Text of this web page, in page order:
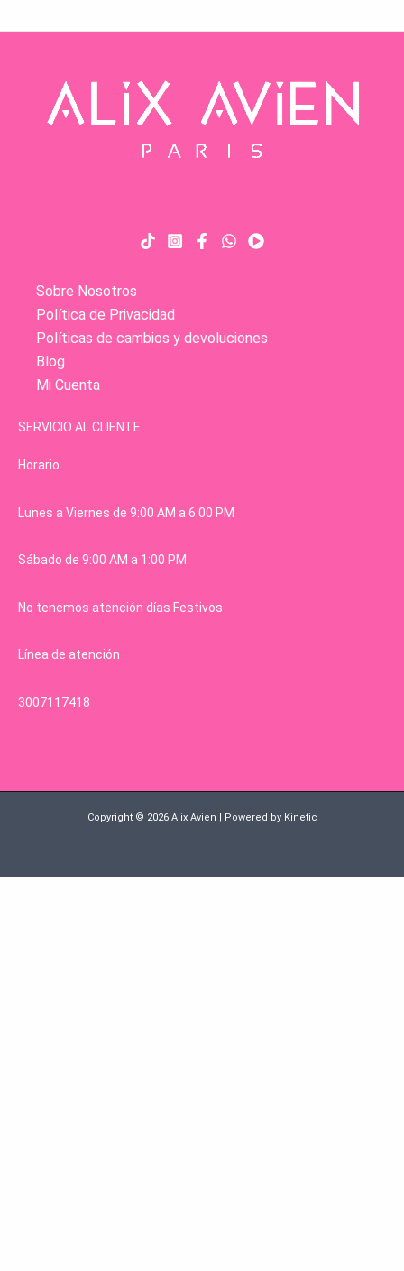
Sobre Nosotros
Política de Privacidad
Políticas de cambios y devoluciones
Blog
Mi Cuenta
SERVICIO AL CLIENTE
Horario
Lunes a Viernes de 9:00 AM a 6:00 PM
Sábado de 9:00 AM a 1:00 PM
No tenemos atención días Festivos
Línea de atención :
3007117418
Copyright © 2026 Alix Avien | Powered by Kinetic